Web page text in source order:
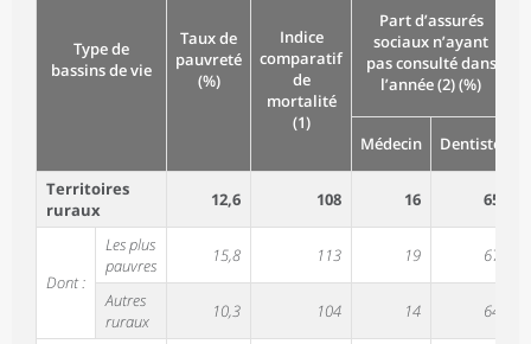
Type de
bassins de vie
Taux de
pauvreté
(%)
Indice
comparatif
de
mortalité
(1)
Part d’assurés
sociaux n’ayant
pas consulté dans
l’année (2) (%)
Médecin Dentiste
Territoires
ruraux
12,6 108 16 65
Dont :
Les plus
pauvres
15,8 113 19 67
Autres
ruraux
10,3 104 14 64